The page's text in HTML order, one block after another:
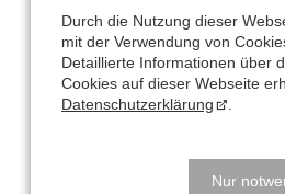
Termine
Das Rücken-Programm,
dienstags 20:00 - 21:00 Uhr
Durch die Nutzung dieser
mit der Verwendung von
Detaillierte Informationen über
Cookies auf dieser Webseite
Datenschutzerklärung
Nur